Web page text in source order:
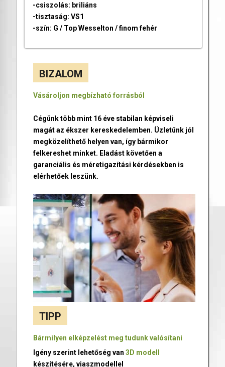
-csiszolás: briliáns
-tisztaság: VS1
-szín: G / Top Wesselton / finom fehér
BIZALOM
Vásároljon megbízható forrásból
Cégünk több mint 16 éve stabilan képviseli
magát az ékszer kereskedelemben. Üzletünk jól
megközelíthető helyen van, így bármikor
felkereshet minket. Eladást követően a
garanciális és méretigazítási kérdésekben is
elérhetőek leszünk.
TIPP
Bármilyen elképzelést meg tudunk valósítani
Igény szerint lehetőség van 3D modell
készítésére, viaszmodellel